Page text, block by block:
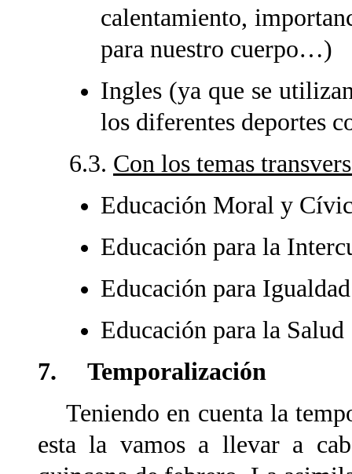
calentamiento,
para nuestro cuerpo…)
Ingles (ya que se
los diferentes deportes
6.3. Con los temas
Educación Moral y
Educación para la
Educación para
Educación para la Salud
7. Temporalización
Teniendo en cuenta la
esta la vamos a llevar a